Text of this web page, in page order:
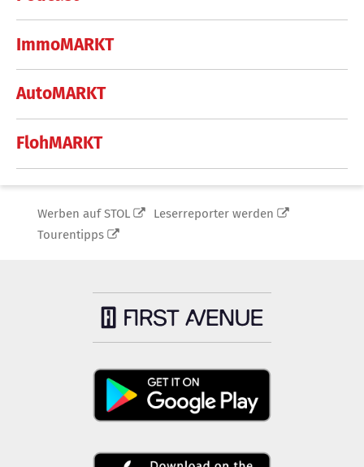
ImmoMARKT
AutoMARKT
FlohMARKT
Werben auf STOL
Leserreporter werden
Tourentipps